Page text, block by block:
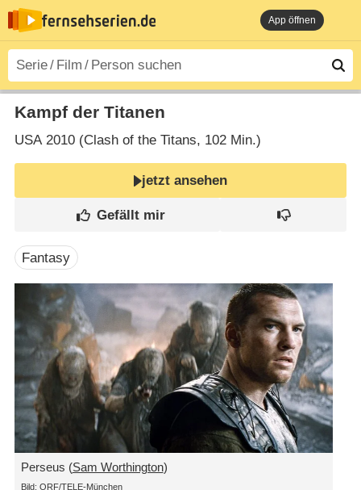
App öffnen
Kampf der Titanen
USA2010 (Clash of the Titans‎, 102 Min.)
jetzt ansehen
Fantasy
Perseus (Sam Worthington)
Bild: ORF/​TELE-München